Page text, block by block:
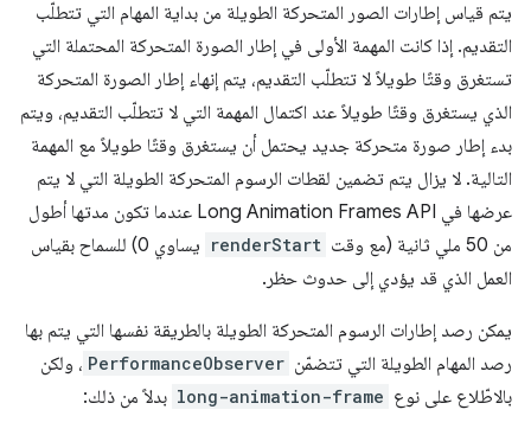
يتم قياس إطارات الصور المتحركة الطويلة من بداية المهام التي تتطلّب
التقديم. إذا كانت المهمة الأولى في إطار الصورة المتحركة المحتملة التي
تستغرق وقتًا طويلاً لا تتطلّب التقديم، يتم إنهاء إطار الصورة المتحركة
الذي يستغرق وقتًا طويلاً عند اكتمال المهمة التي لا تتطلّب التقديم، ويتم
بدء إطار صورة متحركة جديد يحتمل أن يستغرق وقتًا طويلاً مع المهمة
التالية. لا يزال يتم تضمين لقطات الرسوم المتحركة الطويلة التي لا يتم
عرضها في Long Animation Frames API عندما تكون مدتها أطول
من 50 ملي ثانية (مع وقت
renderStart
يساوي 0) للسماح بقياس
العمل الذي قد يؤدي إلى حدوث حظر.
يمكن رصد إطارات الرسوم المتحركة الطويلة بالطريقة نفسها التي يتم بها
رصد المهام الطويلة التي تتضمّن PerformanceObserver ، ولكن
بالاطّلاع على نوع long-animation-frame بدلاً من ذلك: